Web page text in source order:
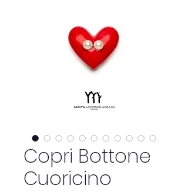
Copri Bottone
Cuoricino